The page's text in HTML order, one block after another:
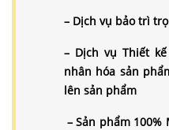
– Dịch vụ bảo trì
– Dịch vụ Thiết
nhân hóa sản
lên sản phẩm
– Sản phẩm 100%